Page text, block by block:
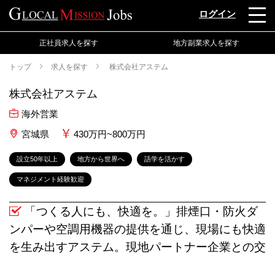
ログイン
正社員求人を探す 地方副業求人を探す
トップ 求人を探す 株式会社アステム
株式会社アステム
海外営業
宮城県
430万円~800万円
設立50年以上 地方から世界へ 語学を活かす
マネジメント経験歓迎
「つくる人にも、快適を。」排煙口・防火ダ
ンパーや空調用機器の提供を通じ、現場にも快適
を生み出すアステム。現地パートナー企業との交